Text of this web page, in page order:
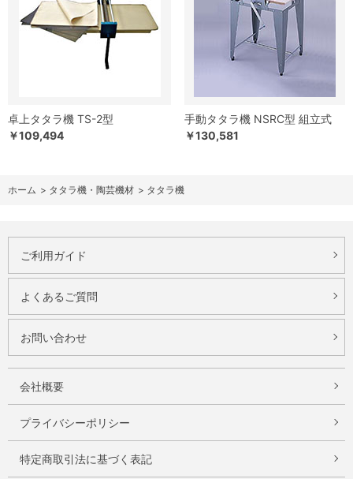
卓上タタラ機 TS-2型
￥109,494
手動タタラ機 NSRC型 組立式
￥130,581
ホーム > タタラ機・陶芸機材 > タタラ機
ご利用ガイド
よくあるご質問
お問い合わせ
会社概要
プライバシーポリシー
特定商取引法に基づく表記